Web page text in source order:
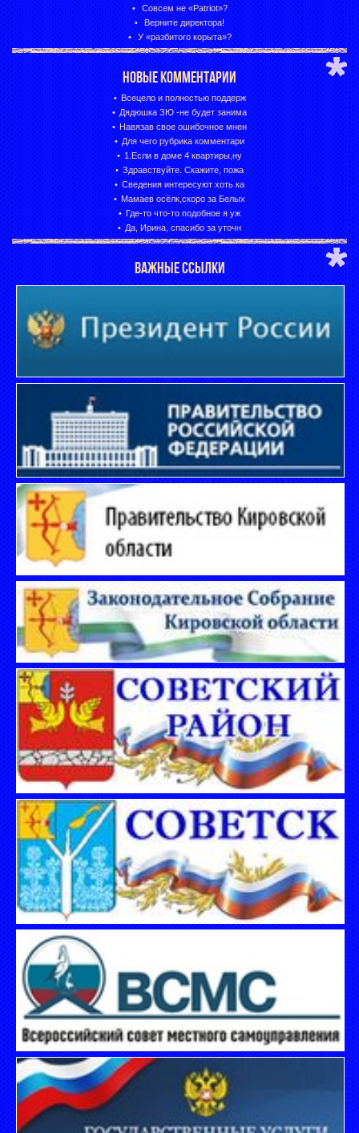
Совсем не «Patriot»?
Верните директора!
У «разбитого корыта»?
НОВЫЕ КОММЕНТАРИИ
Всецело и полностью поддерж
Дядюшка ЗЮ -не будет занима
Навязав свое ошибочное мнен
Для чего рубрика комментари
1.Если в доме 4 квартиры,ну
Здравствуйте. Скажите, пожа
Сведения интересуют хоть ка
Мамаев осёлк,скоро за Белых
Где-то что-то подобное я уж
Да, Ирина, спасибо за уточн
ВАЖНЫЕ ССЫЛКИ